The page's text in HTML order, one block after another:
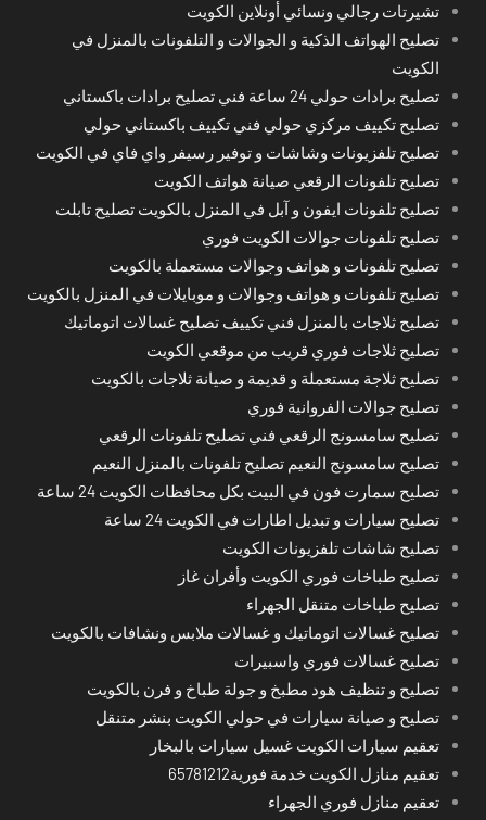
تشيرتات رجالي ونسائي أونلاين الكويت
تصليح الهواتف الذكية و الجوالات و التلفونات بالمنزل في
الكويت
تصليح برادات حولي 24 ساعة فني تصليح برادات باكستاني
تصليح تكييف مركزي حولي فني تكييف باكستاني حولي
تصليح تلفزيونات وشاشات و توفير رسيفر واي فاي في الكويت
تصليح تلفونات الرقعي صيانة هواتف الكويت
تصليح تلفونات ايفون و آبل في المنزل بالكويت تصليح تابلت
تصليح تلفونات جوالات الكويت فوري
تصليح تلفونات و هواتف وجوالات مستعملة بالكويت
تصليح تلفونات و هواتف وجوالات و موبايلات في المنزل بالكويت
تصليح ثلاجات بالمنزل فني تكييف تصليح غسالات اتوماتيك
تصليح ثلاجات فوري قريب من موقعي الكويت
تصليح ثلاجة مستعملة و قديمة و صيانة ثلاجات بالكويت
تصليح جوالات الفروانية فوري
تصليح سامسونج الرقعي فني تصليح تلفونات الرقعي
تصليح سامسونج النعيم تصليح تلفونات بالمنزل النعيم
تصليح سمارت فون في البيت بكل محافظات الكويت 24 ساعة
تصليح سيارات و تبديل اطارات في الكويت 24 ساعة
تصليح شاشات تلفزيونات الكويت
تصليح طباخات فوري الكويت وأفران غاز
تصليح طباخات متنقل الجهراء
تصليح غسالات اتوماتيك و غسالات ملابس ونشافات بالكويت
تصليح غسالات فوري واسبيرات
تصليح و تنظيف هود مطبخ و جولة طباخ و فرن بالكويت
تصليح و صيانة سيارات في حولي الكويت بنشر متنقل
تعقيم سيارات الكويت غسيل سيارات بالبخار
تعقيم منازل الكويت خدمة فورية65781212
تعقيم منازل فوري الجهراء